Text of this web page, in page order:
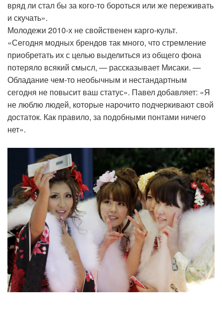
вряд ли стал бы за кого-то бороться или же переживать
и скучать».
Молодежи 2010-х не свойственен карго-культ.
«Сегодня модных брендов так много, что стремление
приобретать их с целью выделиться из общего фона
потеряло всякий смысл, — рассказывает Мисаки. —
Обладание чем-то необычным и нестандартным
сегодня не повысит ваш статус». Павел добавляет: «Я
не люблю людей, которые нарочито подчеркивают свой
достаток. Как правило, за подобными понтами ничего
нет».